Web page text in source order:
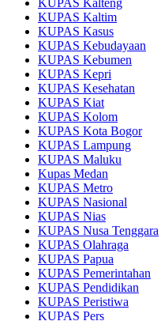
KUPAS Kaltim
KUPAS Kasus
KUPAS Kebudayaan
KUPAS Kebumen
KUPAS Kepri
KUPAS Kesehatan
KUPAS Kiat
KUPAS Kolom
KUPAS Kota Bogor
KUPAS Lampung
KUPAS Maluku
Kupas Medan
KUPAS Metro
KUPAS Nasional
KUPAS Nias
KUPAS Nusa Tenggara
KUPAS Olahraga
KUPAS Papua
KUPAS Pemerintahan
KUPAS Pendidikan
KUPAS Peristiwa
KUPAS Pers